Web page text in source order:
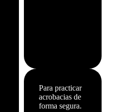
Para practicar
acrobacias de
forma segura.